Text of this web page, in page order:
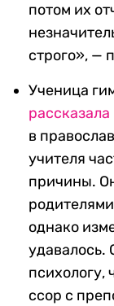
потом их
строго», —
Ученица
рассказала
в
учителя
причины.
однако
удавалось.
психологу,
ссор с